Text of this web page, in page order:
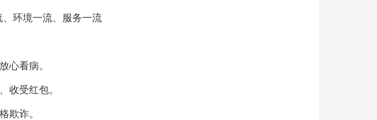
环境一流、服务一流
看病。
受红包。
欺诈。